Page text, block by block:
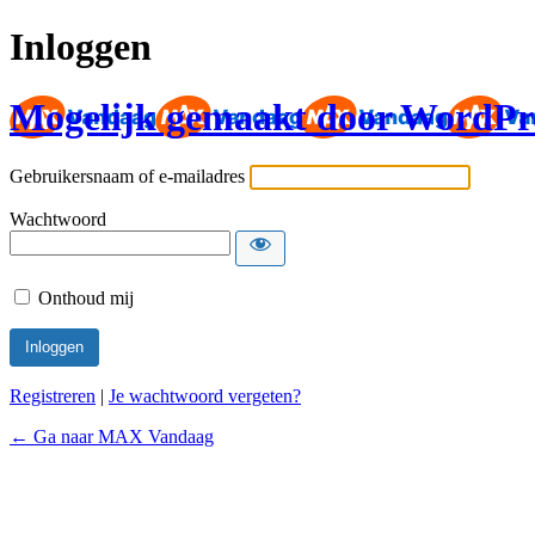
Inloggen
Mogelijk gemaakt door
Gebruikersnaam of e-mailadres
Wachtwoord
Onthoud mij
Registreren | Je wachtwoord vergeten?
← Ga naar MAX Vandaag